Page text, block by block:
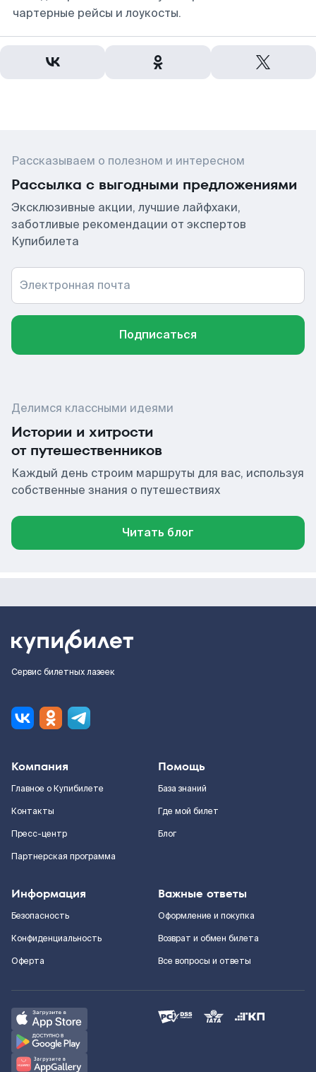
чартерные рейсы и лоукосты.
Рассказываем о полезном и интересном
Рассылка с выгодными предложениями
Эксклюзивные акции, лучшие лайфхаки,
заботливые рекомендации от экспертов
Купибилета
Электронная почта
Подписаться
Делимся классными идеями
Истории и хитрости
от путешественников
Каждый день строим маршруты для вас, используя
собственные знания о путешествиях
Читать блог
Сервис билетных лазеек
Компания
Главное о Купибилете
Контакты
Пресс-центр
Партнерская программа
Помощь
База знаний
Где мой билет
Блог
Информация
Безопасность
Конфиденциальность
Оферта
Важные ответы
Оформление и покупка
Возврат и обмен билета
Все вопросы и ответы